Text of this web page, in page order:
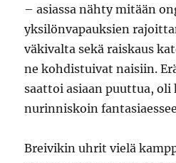
– asiassa nähty mitään
yksilönvapauksien
väkivalta sekä raiskaus
ne kohdistuivat naisiin.
saattoi asiaan puuttua, oli
nurinniskoin
Breivikin uhrit vielä